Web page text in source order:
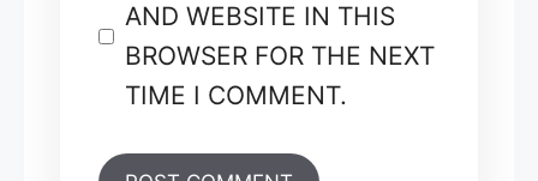
AND WEBSITE IN THIS
BROWSER FOR THE NEXT
TIME I COMMENT.